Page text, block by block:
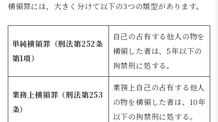
横領罪には，大きく分けて以下の3つの類型があります。
単純横領罪（刑法第252条
第1項）
自己の占有する他人の物を
横領した者は、5年以下の
拘禁刑に処する。
業務上横領罪（刑法第253
条）
業務上自己の占有する他人
の物を横領した者は、10年
以下の拘禁刑に処する。